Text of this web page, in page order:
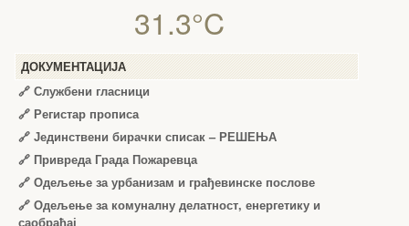
31.3°C
ДОКУМЕНТАЦИЈА
🔗 Службени гласници
🔗 Регистар прописа
🔗 Јединствени бирачки списак – РЕШЕЊА
🔗 Привреда Града Пожаревца
🔗 Одељење за урбанизам и грађевинске послове
🔗 Одељење за комуналну делатност, енергетику и
саобраћај